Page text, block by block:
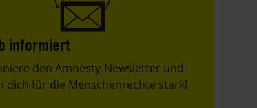
informiert
den Amnesty-Newsletter und
dich für die Menschenrechte stark!